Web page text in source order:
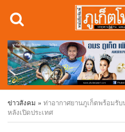
ข่าวสังคม » ท่าอากาศยานภูเก็ตพร้อมรั
หลังเปิดประเทศ